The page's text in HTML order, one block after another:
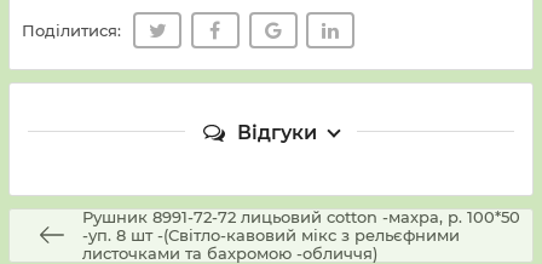
Поділитися:
Відгуки
Рушник 8991-72-72 лицьовий cotton -махра, р. 100*50
-уп. 8 шт -(Світло-кавовий мікс з рельєфними
листочками та бахромою -обличчя)